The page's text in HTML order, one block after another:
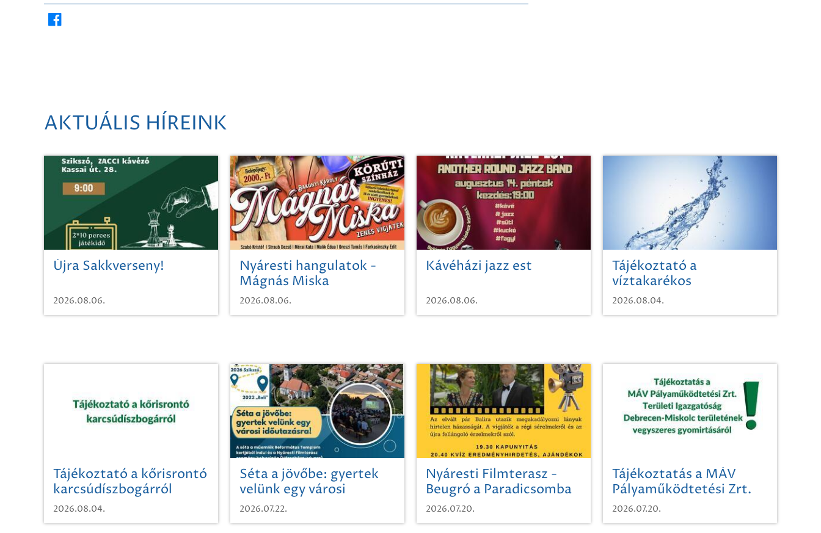
AKTUÁLIS HÍREINK
Újra Sakkverseny!
2026.08.06.
Nyáresti hangulatok -
Mágnás Miska
2026.08.06.
Kávéházi jazz est
2026.08.06.
Tájékoztató a
víztakarékos
vízhasználatról
2026.08.04.
Tájékoztató a kőrisrontó
karcsúdíszbogárról
2026.08.04.
Séta a jövőbe: gyertek
velünk egy városi
időutazásra!
2026.07.22.
Nyáresti Filmterasz -
Beugró a Paradicsomba
2026.07.20.
Tájékoztatás a MÁV
Pályaműködtetési Zrt.
Területi Igazgatóság
Debrecen-Miskolc
2026.07.20.